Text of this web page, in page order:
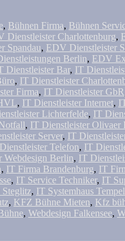
, Bühnen Firma, Bühnen
Dienstleister Charlottenburg,
Spandau, EDV Dienstleister
Berlin, EDV
Dienstleister Bar, IT
, IT Dienstleister
Firma, IT Dienstleister GbR
, IT Dienstleister Internet,
Lichterfelde, IT
, IT Dienstleister Olivaer
Server, IT
Telefon, IT
Webdesign Berlin, IT
, IT Firma Brandenburg, IT
, IT Service Techniker, IT
Steglitz, IT Systemhaus
, KFZ Bühne Mieten, Kfz
, Webdesign Falkensee,